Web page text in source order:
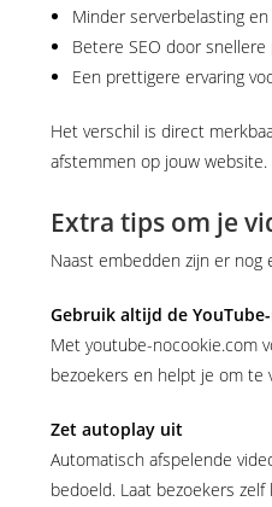
Minder serverbelasting
Betere SEO door snellere
Een prettigere ervaring
Het verschil is direct
afstemmen op jouw website.
Extra tips om je
Naast embedden zijn er
Gebruik altijd de
Met youtube-nocookie.com
bezoekers en helpt je om te
Zet autoplay uit
Automatisch afspelende
bedoeld. Laat bezoekers